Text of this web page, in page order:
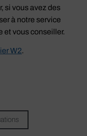
si vous avez des
à notre service
et vous conseiller.
W2.